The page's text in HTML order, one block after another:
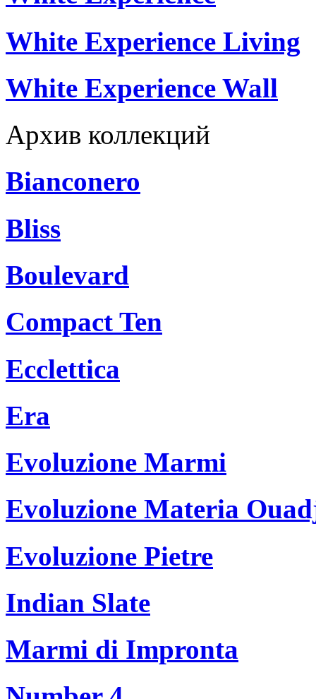
White Experience Living
White Experience Wall
Архив коллекций
Bianconero
Bliss
Boulevard
Compact Ten
Ecclettica
Era
Evoluzione Marmi
Evoluzione Materia
Evoluzione Pietre
Indian Slate
Marmi di Impronta